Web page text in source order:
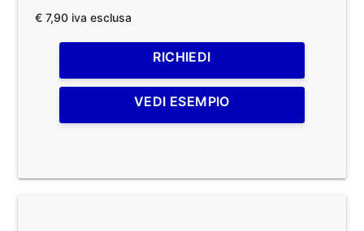
€ 7,90 iva esclusa
RICHIEDI
VEDI ESEMPIO